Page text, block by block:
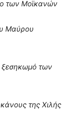
των Μοϊκανών
Μαύρου
ξεσηκωμό των
της Χιλής